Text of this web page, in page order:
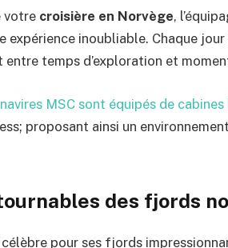
votre croisière en Norvège,
expérience inoubliable. Chaque
temps d’exploration et
MSC sont équipés de cabines
proposant ainsi un
des fjords
pour ses fjords